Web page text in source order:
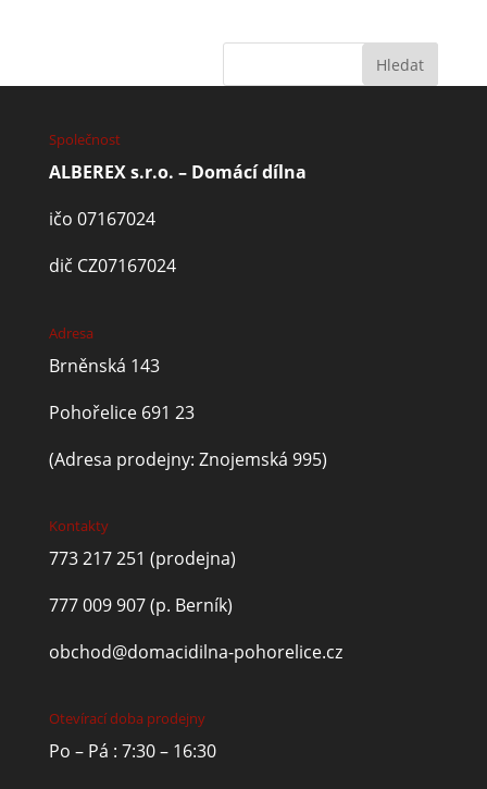
Společnost
ALBEREX s.r.o. – Domácí dílna
ičo 07167024
dič CZ07167024
Adresa
Brněnská 143
Pohořelice 691 23
(Adresa prodejny: Znojemská 995)
Kontakty
773 217 251 (prodejna)
777 009 907(p. Berník)
obchod@domacidilna-pohorelice.cz
Otevírací doba prodejny
Po – Pá : 7:30 – 16:30